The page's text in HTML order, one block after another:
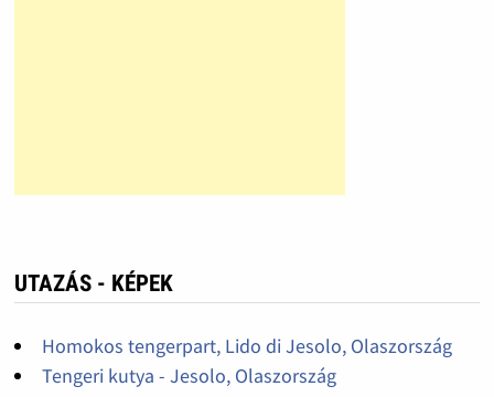
UTAZÁS - KÉPEK
Homokos tengerpart, Lido di Jesolo, Olaszország
Tengeri kutya - Jesolo, Olaszország